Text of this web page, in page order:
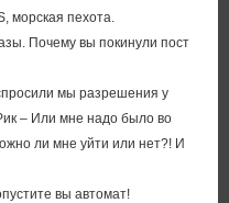
морская пехота.
Почему вы покинули пост
мы разрешения у
– Или мне надо было во
ли мне уйти или нет?! И
вы автомат!